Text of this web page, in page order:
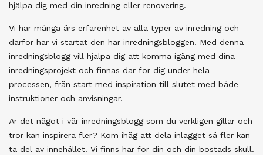
hjälpa dig med din inredning eller renovering.
Vi har många års erfarenhet av alla typer av inredning och
därför har vi startat den här inredningsbloggen. Med denna
inredningsblogg vill hjälpa dig att komma igång med dina
inredningsprojekt och finnas där för dig under hela
processen, från start med inspiration till slutet med både
instruktioner och anvisningar.
Är det något i vår inredningsblogg som du verkligen gillar och
tror kan inspirera fler? Kom ihåg att dela inlägget så fler kan
ta del av innehållet. Vi finns här för din och din bostads skull.